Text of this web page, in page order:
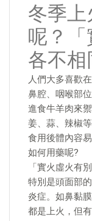
冬季
呢？
各不相
人們大多喜歡
鼻腔、咽喉部
進食牛羊肉來
姜、蒜、辣椒
食用後體內容
如何用藥呢?
「實火虛火有
特別是頭面部
炎症。如鼻黏
都是上火，但有